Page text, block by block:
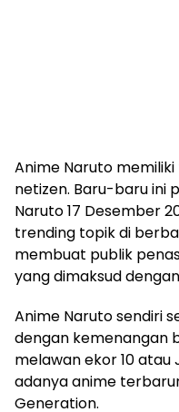
Anime Naruto
netizen. Baru-baru ini
Naruto 17 Desember
trending topik di
membuat publik
yang dimaksud
Anime Naruto sendiri
dengan kemenangan
melawan ekor 10 atau
adanya anime
Generation.